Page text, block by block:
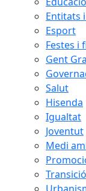
Entitats
Esport
Festes i
Gent
Salut
Hisenda
Igualtat
Joventut
Medi